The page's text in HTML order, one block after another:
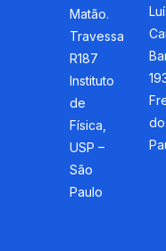
Matão.
Travessa
R187
Instituto
de
Física,
USP –
São
Paulo
do